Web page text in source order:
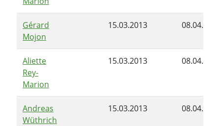
Gérard
Mojon
15.03.2013
Aliette
Rey-
Marion
15.03.2013
Andreas
Wüthrich
15.03.2013